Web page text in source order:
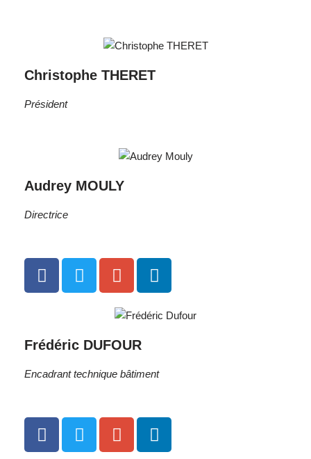
Christophe THERET
Président
Audrey MOULY
Directrice
Frédéric DUFOUR
Encadrant technique bâtiment